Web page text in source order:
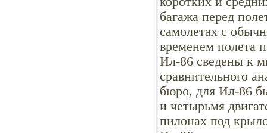
багажа перед
самолетах с
временем полета
Ил-86 сведены к
сравнительного
бюро, для Ил-86
и четырьмя
пилонах под